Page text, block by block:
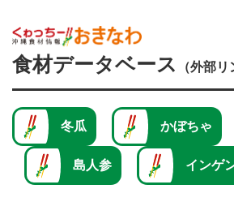
食材データベース （外部リ
冬瓜 かぼちゃ
島人参 インゲ